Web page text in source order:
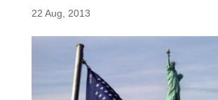
22 Aug, 2013